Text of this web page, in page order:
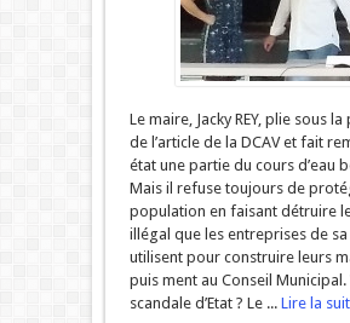
Le maire, Jacky REY, plie sous
de l’article de la DCAV et fait
état une partie du cours d’eau
Mais il refuse toujours de
population en faisant détruire
illégal que les entreprises de
utilisent pour construire leurs
puis ment au Conseil Municipal.
scandale d’Etat ? Le ... Lire la